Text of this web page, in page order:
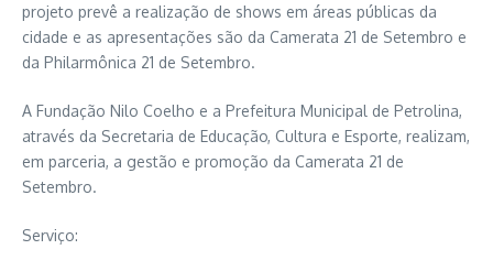
projeto prevê a realização de shows em áreas públicas da
cidade e as apresentações são da Camerata 21 de Setembro e
da Philarmônica 21 de Setembro.
A Fundação Nilo Coelho e a Prefeitura Municipal de Petrolina,
através da Secretaria de Educação, Cultura e Esporte, realizam,
em parceria, a gestão e promoção da Camerata 21 de
Setembro.
Serviço: